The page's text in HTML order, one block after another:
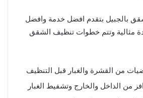
بالجبيل بتقدم افضل خدمة وافضل
مثالية وتتم خطوات تنظيف الشقق
من القشرة والغبار قبل التنظيف
من الداخل والخارج وتشفيط الغبار